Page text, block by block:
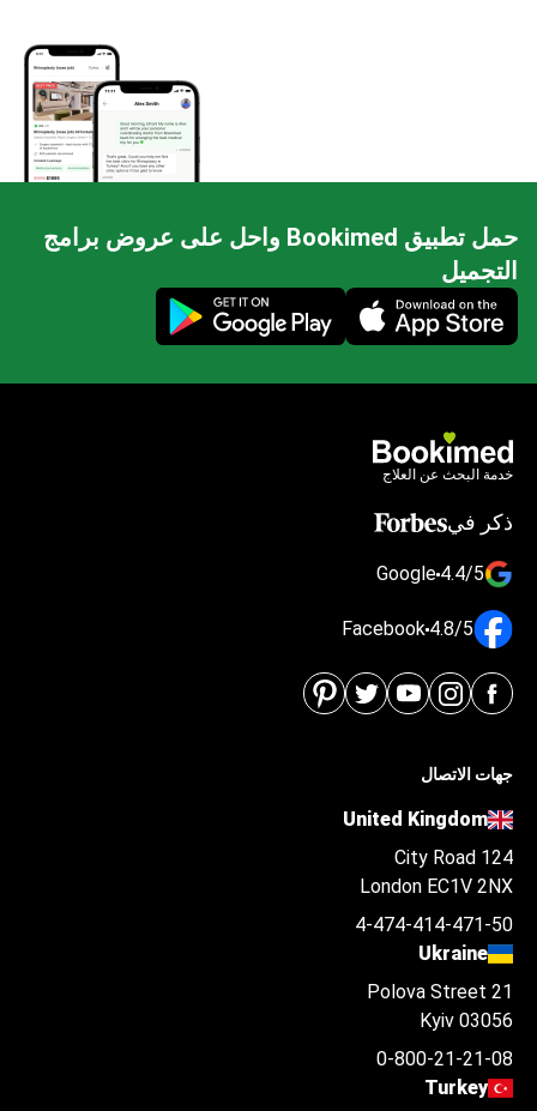
حمل تطبيق Bookimed واحل على عروض برامج
التجميل
Mobile app illustration
خدمة البحث عن العلاج
ذكر في
4.4/5
Google
4.8/5
Facebook
جهات الاتصال
United Kingdom
124 City Road
London EC1V 2NX
4-474-414-471-50
Ukraine
Polova Street 21
Kyiv 03056
0-800-21-21-08
Turkey